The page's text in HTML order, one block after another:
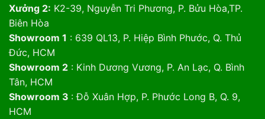
Xưởng 2: K2-39, Nguyễn Tri Phương, P. Bửu Hòa,TP.
Biên Hòa
Showroom 1 : 639 QL13, P. Hiệp Bình Phước, Q. Thủ
Đức, HCM
Showroom 2: Kinh Dương Vương, P. An Lạc, Q. Bình
Tân, HCM
Showroom 3 : Đỗ Xuân Hợp, P. Phước Long B, Q. 9,
HCM